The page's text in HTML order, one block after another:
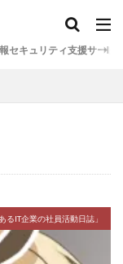
セキュリティ支援サービ
るIT企業の社員活動日誌」